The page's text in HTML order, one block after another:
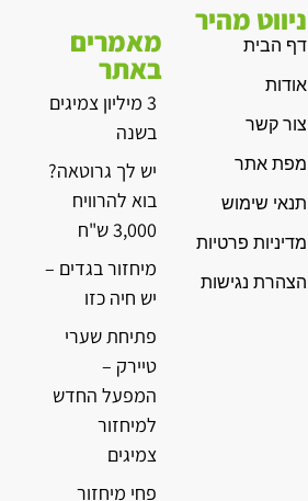
ניווט מהיר
דף הבית
אודות
צור קשר
מפת אתר
תנאי שימוש
מדיניות פרטיות
הצהרת נגישות
מאמרים
באתר
3 מיליון צמיגים
בשנה
יש לך גרוטאה?
בוא להרוויח
3,000 ש"ח
מיחזור בגדים –
יש חיה כזו
פתיחת שערי
טיירק –
המפעל החדש
למיחזור
צמיגים
פחי מיחזור